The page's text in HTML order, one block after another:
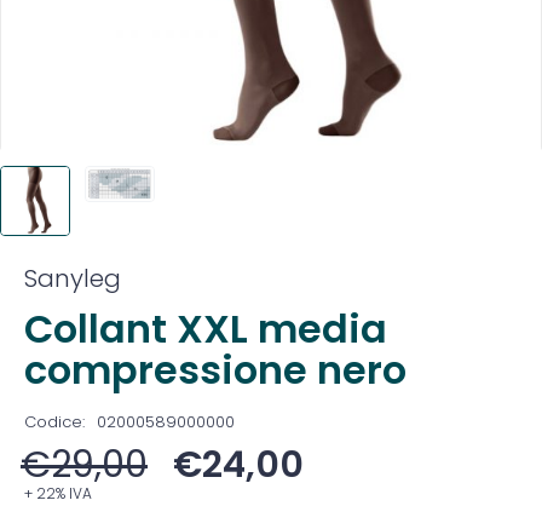
Sanyleg
Collant XXL media
compressione nero
Codice: 02000589000000
€29,00 €24,00
+ 22% IVA